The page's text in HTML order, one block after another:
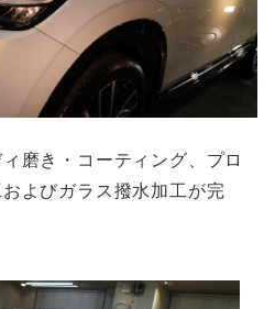
磨き・コーティング、プロ
よびガラス撥水加工が完